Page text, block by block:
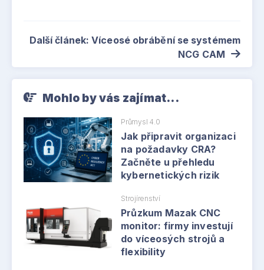
Další článek: Víceosé obrábění se systémem
NCG CAM
Mohlo by vás zajímat...
Průmysl 4.0
Jak připravit organizaci
na požadavky CRA?
Začněte u přehledu
kybernetických rizik
Strojírenství
Průzkum Mazak CNC
monitor: firmy investují
do víceosých strojů a
flexibility